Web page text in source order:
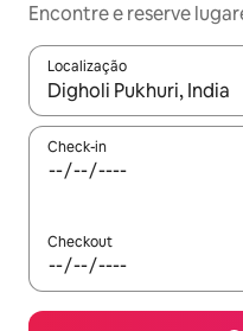
Encontre e reserve
Localização
Quando os resultados
Check-in
Checkout